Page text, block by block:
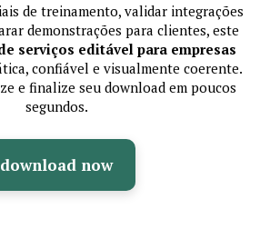
de treinamento, validar integrações
demonstrações para clientes, este
serviços editável para empresas
confiável e visualmente coerente.
e finalize seu download em poucos
segundos.
download now